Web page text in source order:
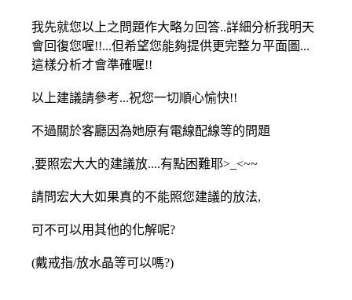
我先就您以上之問題作大略ㄉ回答..詳細分析我明天
會回復您喔!!...但希望您能夠提供更完整ㄉ平面圖...
這樣分析才會準確喔!!
以上建議請參考...祝您一切順心愉快!!
不過關於客廳因為她原有電線配線等的問題
,要照宏大大的建議放....有點困難耶>_<~~
請問宏大大如果真的不能照您建議的放法,
可不可以用其他的化解呢?
(戴戒指/放水晶等可以嗎?)